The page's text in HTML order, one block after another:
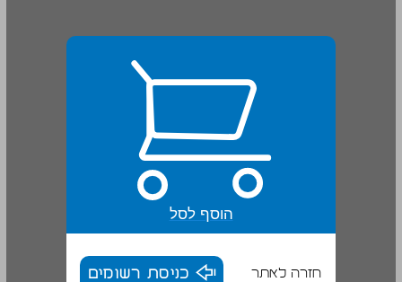
הוסף לסל
חזרה לאתר כניסת רשומים